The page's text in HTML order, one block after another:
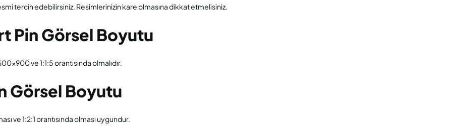
tercih edebilirsiniz. Resimlerinizin kare olmasına dikkat etmelisiniz.
Pin Görsel Boyutu
ve 1:1:5 orantısında olmalıdır.
Görsel Boyutu
ve 1:2:1 orantısında olması uygundur.